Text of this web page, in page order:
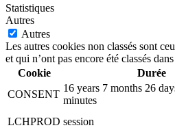
Statistiques
Autres
Autres
Les autres cookies non classés sont
et qui n’ont pas encore été classés
Cookie
Durée
CONSENT
16 years 7 months 26
minutes
LCHPROD session